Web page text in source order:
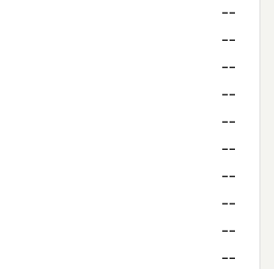
--
--
--
--
--
--
--
--
--
--